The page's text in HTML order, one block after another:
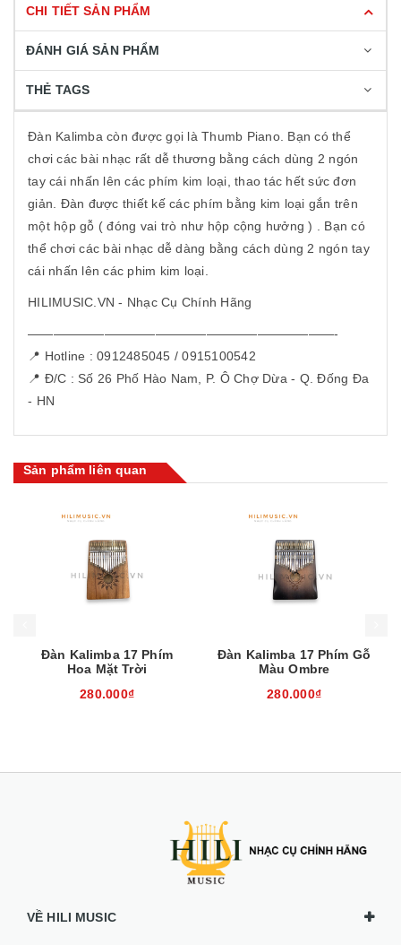
CHI TIẾT SẢN PHẨM
ĐÁNH GIÁ SẢN PHẨM
THẺ TAGS
Đàn Kalimba còn được gọi là Thumb Piano. Bạn có thể
chơi các bài nhạc rất dễ thương bằng cách dùng 2 ngón
tay cái nhấn lên các phím kim loại, thao tác hết sức đơn
giản. Đàn được thiết kế các phím bằng kim loại gắn trên
một hộp gỗ ( đóng vai trò như hộp cộng hưởng ) . Bạn có
thể chơi các bài nhạc dễ dàng bằng cách dùng 2 ngón tay
cái nhấn lên các phim kim loại.
HILIMUSIC.VN - Nhạc Cụ Chính Hãng
————————————————————————-
📍 Hotline : 0912485045 / 0915100542
📍 Đ/C : Số 26 Phố Hào Nam, P. Ô Chợ Dừa - Q. Đống Đa
- HN
Sản phẩm liên quan
Đàn Kalimba 17 Phím
Hoa Mặt Trời
280.000₫
Đàn Kalimba 17 Phím Gỗ
Màu Ombre
280.000₫
VỀ HILI MUSIC